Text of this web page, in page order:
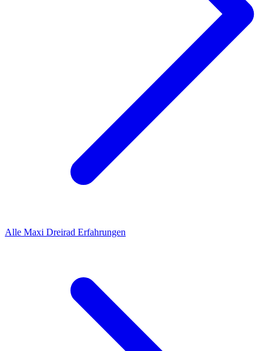
Alle Maxi Dreirad Erfahrungen